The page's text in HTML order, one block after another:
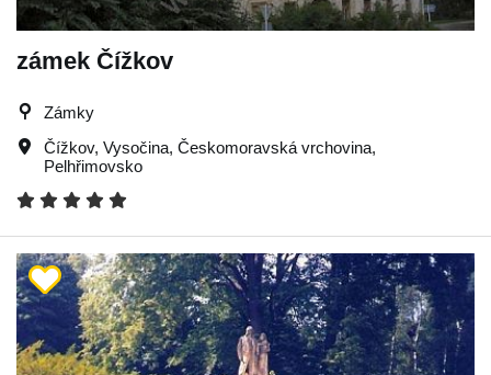
zámek Čížkov
Zámky
Čížkov, Vysočina, Českomoravská vrchovina,
Pelhřimovsko